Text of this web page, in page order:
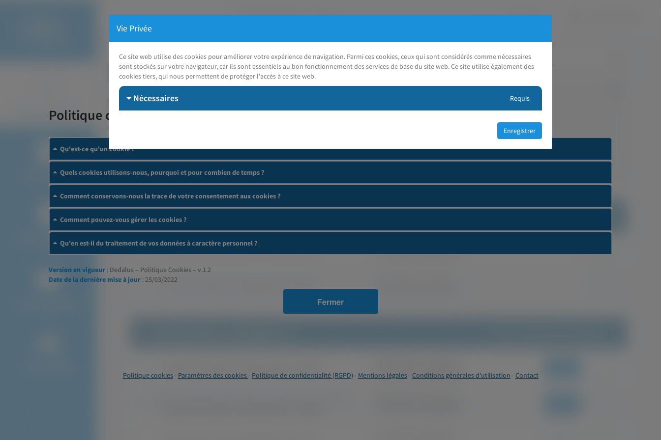
Politique cookies
Qu'est-ce qu'un cookie ?
Quels cookies utilisons-nous, pourquoi et pour combien de temps ?
Comment conservons-nous la trace de votre consentement aux cookies ?
Comment pouvez-vous gérer les cookies ?
Qu'en est-il du traitement de vos données à caractère personnel ?
Version en vigueur : Dedalus – Politique Cookies – v.1.2
Date de la dernière mise à jour : 25/03/2022
Fermer
Politique cookies- Paramètres des cookies- Politique de confidentialité (RGPD) - Mentions légales-Conditions générales d'utilisation -Contact
Vie Privée
Ce site web utilise des cookies pour améliorer votre expérience de navigation. Parmi ces cookies, ceux qui sont considérés comme nécessaires
sont stockés sur votre navigateur, car ils sont essentiels au bon fonctionnement des services de base du site web. Ce site utilise également des
cookies tiers, qui nous permettent de protéger l'accès à ce site web.
Nécessaires Requis